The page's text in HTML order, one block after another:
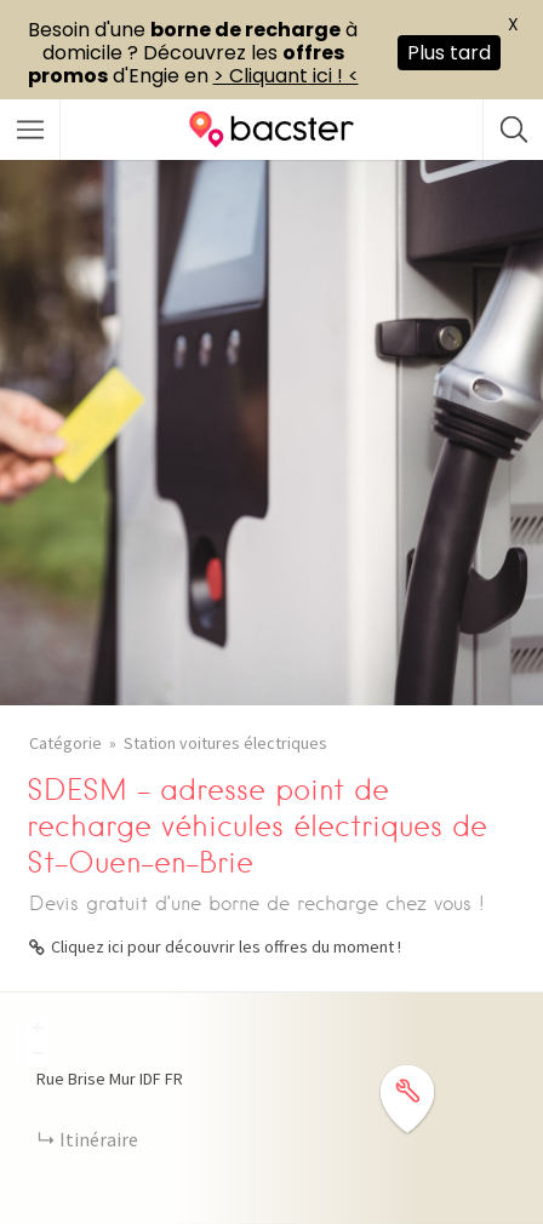
Catégorie Station voitures électriques
SDESM – adresse point de
recharge véhicules électriques de
St-Ouen-en-Brie
Devis gratuit d’une borne de recharge chez vous !
Cliquez ici pour découvrir les offres du moment !
Rue Brise MurIDF FR
Itinéraire
Besoin d'une borne de rechargeà
domicile ? Découvrez les offres
promosd'Engie en > Cliquant ici ! <
Plus tard
X